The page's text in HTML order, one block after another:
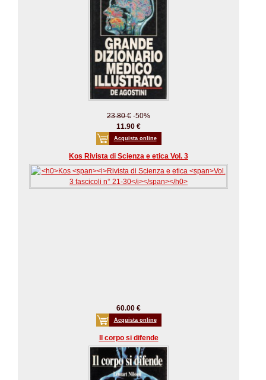
23.80 € -50%
11.90 €
Acquista online
Kos Rivista di Scienza e etica Vol. 3
60.00 €
Acquista online
Il corpo si difende